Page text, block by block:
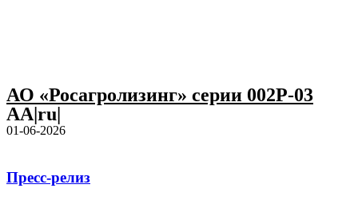
АО «Росагролизинг» серии 002Р-03
AA|ru|
01-06-2026
Пресс-релиз